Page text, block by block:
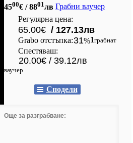
4500€ / 8801лв Грабни ваучер
Регулярна цена:
65.00€ / 127.13лв
Grabo oтстъпка:31%
Спестяваш:
20.00€ / 39.12лв
1грабнат
ваучер
Сподели
Още за разграбване: